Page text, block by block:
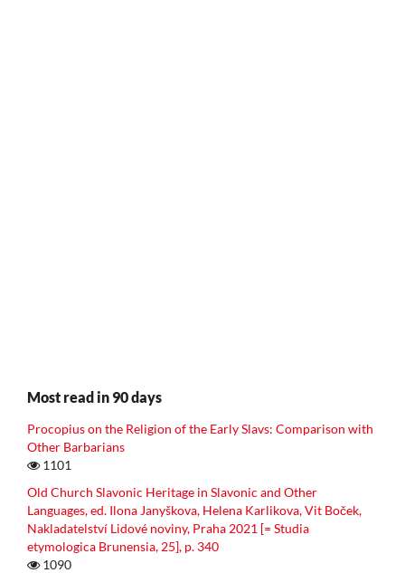
Most read in 90 days
Procopius on the Religion of the Early Slavs: Comparison with
Other Barbarians
1101
Old Church Slavonic Heritage in Slavonic and Other
Languages, ed. Ilona Janyškova, Helena Karlikova, Vit Boček,
Nakladatelství Lidové noviny, Praha 2021 [= Studia
etymologica Brunensia, 25], p. 340
1090